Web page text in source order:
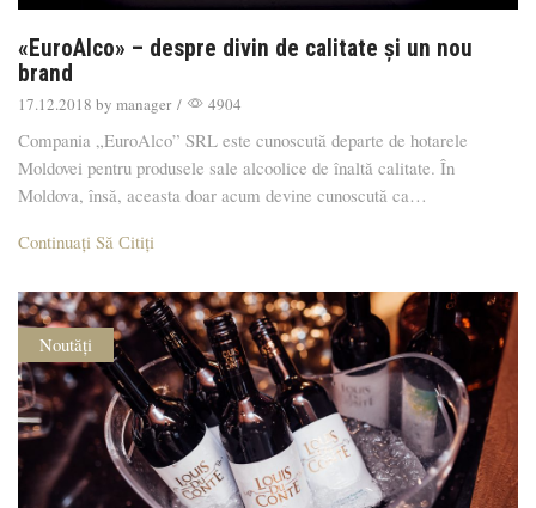
«EuroAlco» – despre divin de calitate şi un nou
brand
17.12.2018 by manager / 4904
Compania „EuroAlco” SRL este cunoscută departe de hotarele
Moldovei pentru produsele sale alcoolice de înaltă calitate. În
Moldova, însă, aceasta doar acum devine cunoscută ca…
Continuați Să Сitiți
Noutăți